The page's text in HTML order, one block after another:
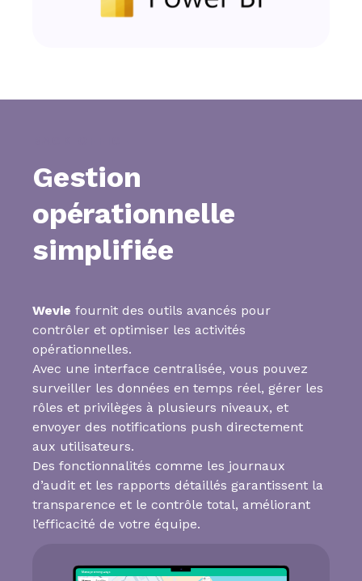
Gestion
opérationnelle
simplifiée
Wevie fournit des outils avancés pour
contrôler et optimiser les activités
opérationnelles.
Avec une interface centralisée, vous pouvez
surveiller les données en temps réel, gérer les
rôles et privilèges à plusieurs niveaux, et
envoyer des notifications push directement
aux utilisateurs.
Des fonctionnalités comme les journaux
d’audit et les rapports détaillés garantissent la
transparence et le contrôle total, améliorant
l’efficacité de votre équipe.